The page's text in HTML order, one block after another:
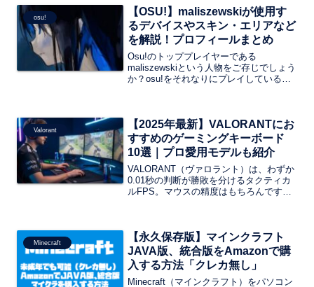
で、今回の記事では「バナナヘッド氏」
にインタビューをしまして本名や出身国
などを記事にまとめました
osu!
【OSU!】maliszewskiが使用す
るデバイスやスキン・エリアなど
を解説！プロフィールまとめ
Osu!のトッププレイヤーである
maliszewskiという人物をご存じでしょう
か？osu!をそれなりにプレイしている方
maliszewskiという人物のプロフィールや
デバイス、スキン、ペンタブレットのエ
リアなどを解説していきたいと思いま
す。
Valorant
【2025年最新】VALORANTにお
すすめのゲーミングキーボード
10選｜プロ愛用モデルも紹介
VALORANT（ヴァロラント）は、わずか
0.01秒の判断が勝敗を分けるタクティカ
ルFPS。マウスの精度はもちろんです
ーミングキーボード10選を厳選して紹
介。
Minecraft
【永久保存版】マインクラフト
JAVA版、統合版をAmazonで購
入する方法「クレカ無し」
Minecraft（マインクラフト）をパソコン